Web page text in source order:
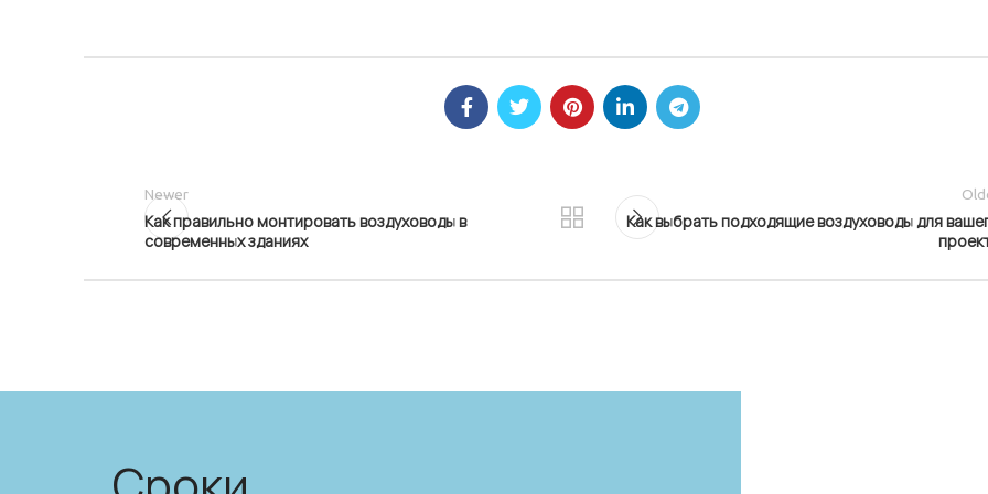
Newer
Как правильно монтировать воздуховоды в
современных зданиях
Как выбрать подходящие воздуховоды для